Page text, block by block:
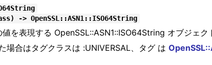
-> OpenSSL::ASN1::ISO64String
を表現する OpenSSL::ASN1::ISO64String オブジェク
場合はタグクラスは :UNIVERSAL、タグ は